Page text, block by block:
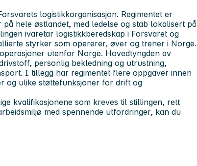
logistikkorganisasjon. Regimentet er
hele østlandet, med ledelse og stab lokalisert på
ivaretar logistikkberedskap i Forsvaret og
styrker som opererer, øver og trener i Norge.
utenfor Norge. Hovedtyngden av
personlig bekledning og utrustning,
I tillegg har regimentet flere oppgaver innen
og ulike støttefunksjoner for drift og
kvalifikasjonene som kreves til stillingen, rett
med spennende utfordringer, kan du